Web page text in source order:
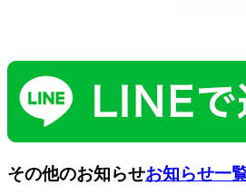
その他のお知らせお知らせ一